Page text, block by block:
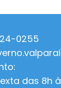
0255
das 8h